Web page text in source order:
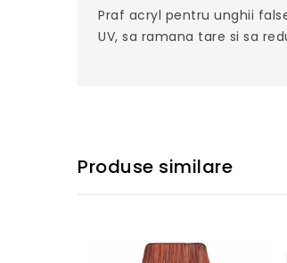
Praf acryl pentru unghii
UV, sa ramana tare si sa
Produse similare